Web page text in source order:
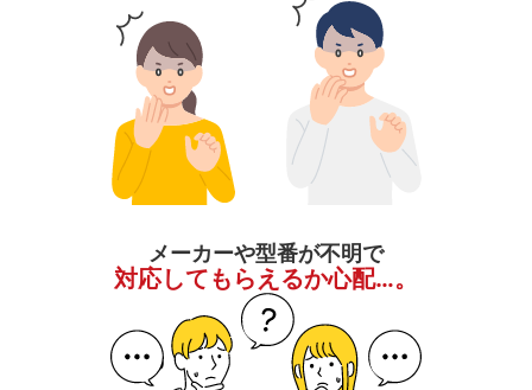
メーカーや型番が不明で
対応してもらえるか心配…。